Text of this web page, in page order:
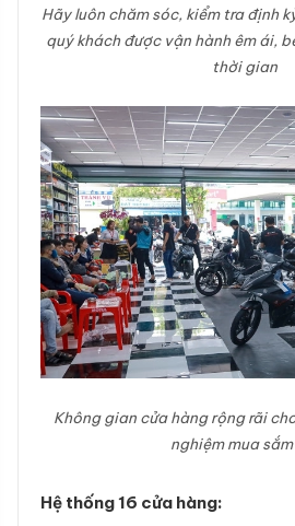
Hãy luôn chăm sóc, kiểm tra định
quý khách được vận hành êm ái,
thời gian
Không gian cửa hàng rộng rãi
nghiệm mua
Hệ thống 16 cửa hàng: